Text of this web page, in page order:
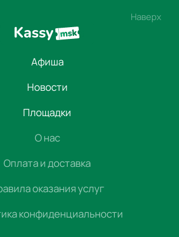
Наверх
Афиша
Новости
Площадки
О нас
Оплата и доставка
оказания услуг
конфиденциальности